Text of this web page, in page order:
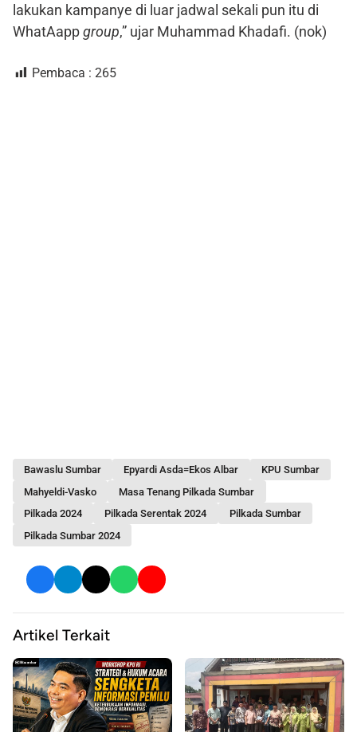
lakukan kampanye di luar jadwal sekali pun itu di
WhatAappgroup,” ujar Muhammad Khadafi. (nok)
Pembaca : 265
Bawaslu Sumbar Epyardi Asda=Ekos Albar
KPU Sumbar
Mahyeldi-Vasko
Masa Tenang Pilkada Sumbar
Pilkada 2024
Pilkada Serentak 2024
Pilkada Sumbar
Pilkada Sumbar 2024
Artikel Terkait